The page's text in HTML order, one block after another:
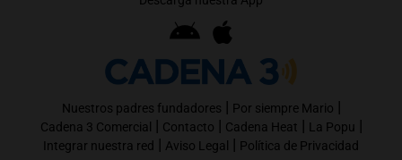
Nuestros padres fundadores | Por siempre Mario |
Cadena 3 Comercial | Contacto | Cadena Heat | La Popu |
Integrar nuestra red | Aviso Legal | Política de Privacidad